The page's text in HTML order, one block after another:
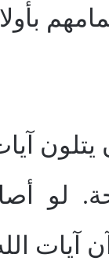
لو
آيات